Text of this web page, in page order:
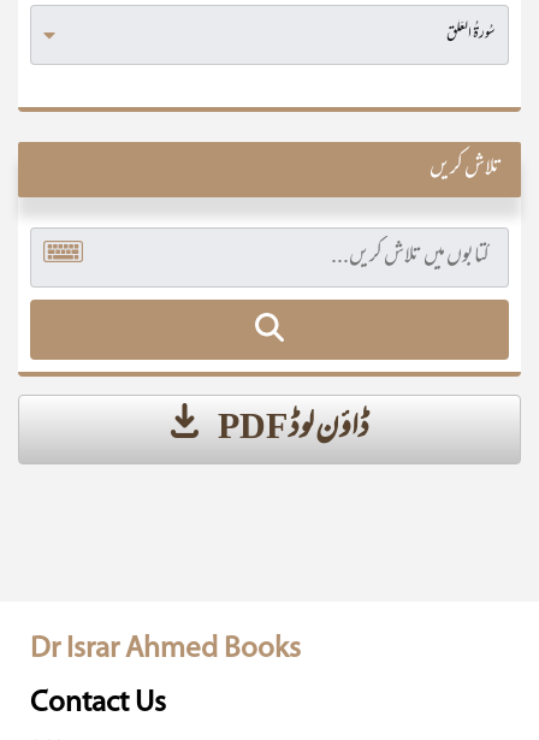
تلاش کریں
ڈاؤن لوڈ PDF
Dr Israr Ahmed Books
Contact Us